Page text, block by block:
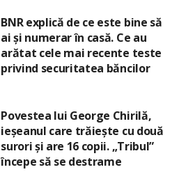
BNR explică de ce este bine să
ai și numerar în casă. Ce au
arătat cele mai recente teste
privind securitatea băncilor
Povestea lui George Chirilă,
ieșeanul care trăiește cu două
surori și are 16 copii. „Tribul”
începe să se destrame